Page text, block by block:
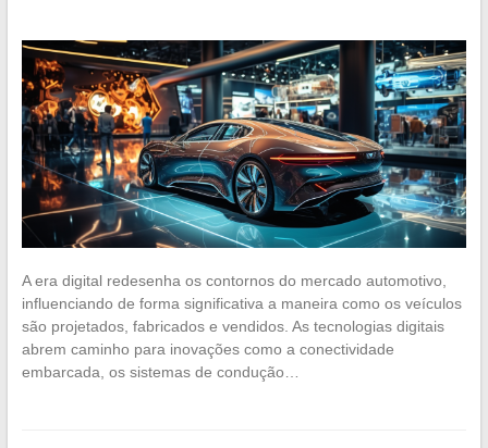
A era digital redesenha os contornos do mercado automotivo,
influenciando de forma significativa a maneira como os veículos
são projetados, fabricados e vendidos. As tecnologias digitais
abrem caminho para inovações como a conectividade
embarcada, os sistemas de condução…